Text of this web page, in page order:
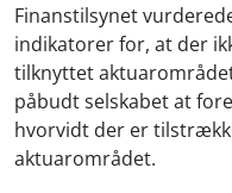
Finanstilsynet
indikatorer for, at der
tilknyttet
påbudt selskabet at
hvorvidt der er
aktuarområdet.